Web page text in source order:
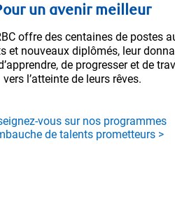
un avenir meilleur
offre des centaines de postes
et nouveaux diplômés, leur
de progresser et de
vers l’atteinte de leurs rêves.
vous sur nos programmes
de talents prometteurs >